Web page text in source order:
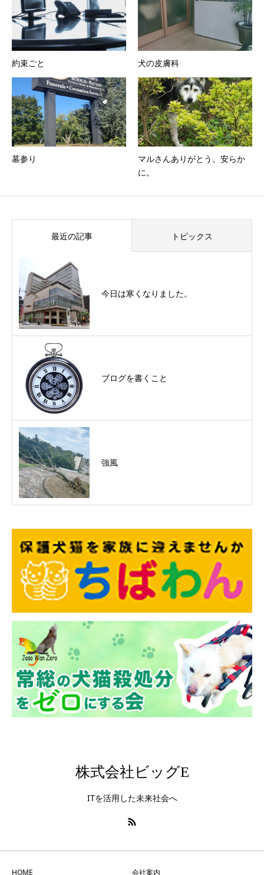
約束ごと 犬の皮膚科
墓参り
マルさんありがとう。安らか
に。
最近の記事 トピックス
今日は寒くなりました。
ブログを書くこと
強風
株式会社ビッグE
ITを活用した未来社会へ
HOME 会社案内